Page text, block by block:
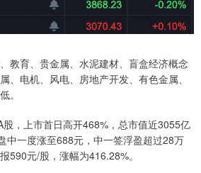
教育、贵金属、水泥建材、盲盒经济概念
、电机、风电、房地产开发、有色金属、
。
，上市首日高开468%，总市值近3055亿
中一度涨至688元，中一签浮盈超过28万
590元/股，涨幅为416.28%。